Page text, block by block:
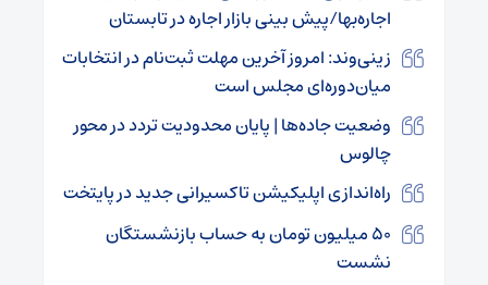
اجاره‌بها/پیش بینی بازار اجاره در تابستان
زینی‌وند: امروز آخرین مهلت ثبت‌نام در انتخابات
میان‌دوره‌ای مجلس است
وضعیت جاده‌ها | پایان محدودیت تردد در محور
چالوس
راه‌اندازی اپلیکیشن تاکسیرانی جدید در پایتخت
۵۰ میلیون تومان به حساب بازنشستگان
نشست